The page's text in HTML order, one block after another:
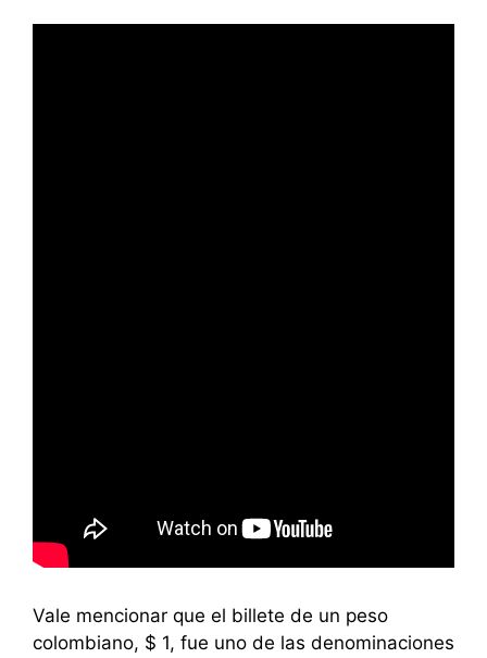
Vale mencionar que el billete de un peso
colombiano, $ 1, fue uno de las denominaciones